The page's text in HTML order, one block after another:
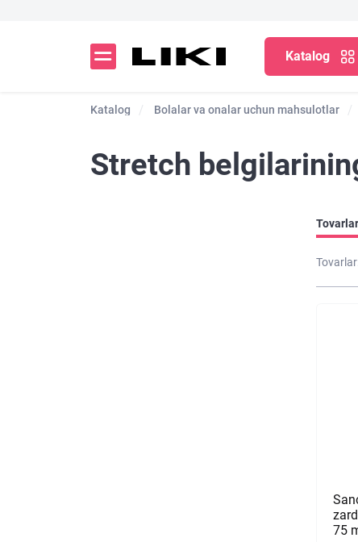
Katalog
Katalog Bolalar va onalar uchun mahsulotlar
Stretch
75